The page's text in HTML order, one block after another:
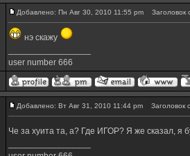
Добавлено: Пн Авг 30, 2010 11:55 pm Заголовок
нэ скажу
user number 666
Добавлено: Вт Авг 31, 2010 11:44 pm Заголовок
Че за хуита та, а? Где ИГОР? Я же сказал, я